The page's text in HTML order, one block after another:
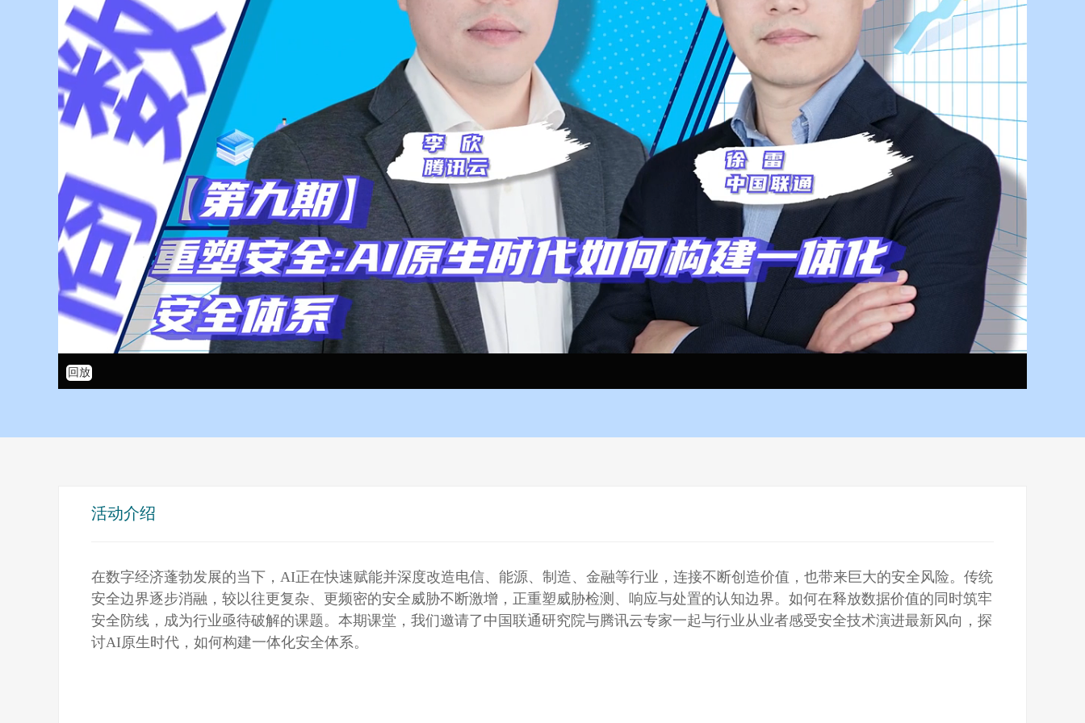
回放
活动介绍
在数字经济蓬勃发展的当下，AI正在快速赋能并深度改造电信、能源、制造、金融等行业，连接不断创造价值，也带来巨大的安全风险。传统
安全边界逐步消融，较以往更复杂、更频密的安全威胁不断激增，正重塑威胁检测、响应与处置的认知边界。如何在释放数据价值的同时筑牢
安全防线，成为行业亟待破解的课题。本期课堂，我们邀请了中国联通研究院与腾讯云专家一起与行业从业者感受安全技术演进最新风向，探
讨AI原生时代，如何构建一体化安全体系。